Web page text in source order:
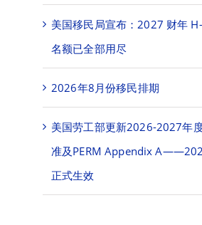
美国移民局宣布：2027 财年
名额已全部用尽
2026年8月份移民排期
美国劳工部更新2026-2027年
准及PERM Appendix
正式生效